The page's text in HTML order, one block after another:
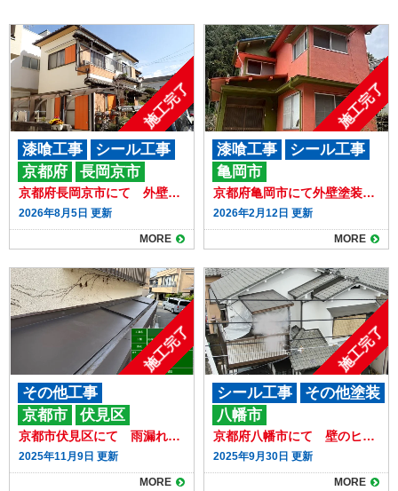
施工完了
京都府長岡京市にて 外壁のひび割れをきっかけに外壁塗装をさせていただきました
2026年8月5日 更新
MORE
漆喰工事
シール工事
外壁塗装
京都府 長岡京市
施工完了
京都府亀岡市にて外壁塗装をいたしました！
2026年2月12日 更新
MORE
漆喰工事
シール工事
その他塗装
屋根塗装
その他工事
亀岡市
施工完了
京都市伏見区にて 雨漏れのご相談で庇の板金工事をさせていただきました
2025年11月9日 更新
MORE
その他工事
京都市
伏見区
施工完了
京都府八幡市にて 壁のヒビ割れと屋根の状態が気になりお問い合わせいただきました
2025年9月30日 更新
MORE
シール工事
その他塗装
外壁塗装
八幡市